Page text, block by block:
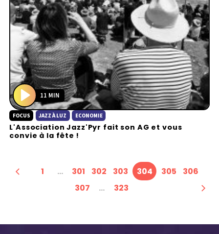
P
l
a
11 MIN
FOCUS JAZZ À LUZ ECONOMIE
L'Association Jazz'Pyr fait son AG et vous
convie à la fête !
1 … 301 302 303 304 305
306
307
… 323